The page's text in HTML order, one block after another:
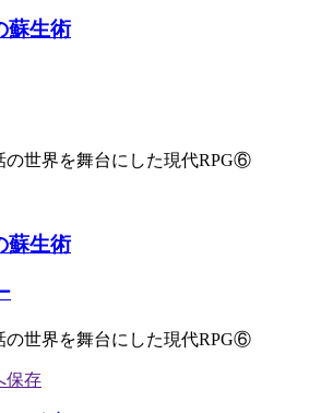
蘇生術
の世界を舞台にした現代RPG⑥
蘇生術
の世界を舞台にした現代RPG⑥